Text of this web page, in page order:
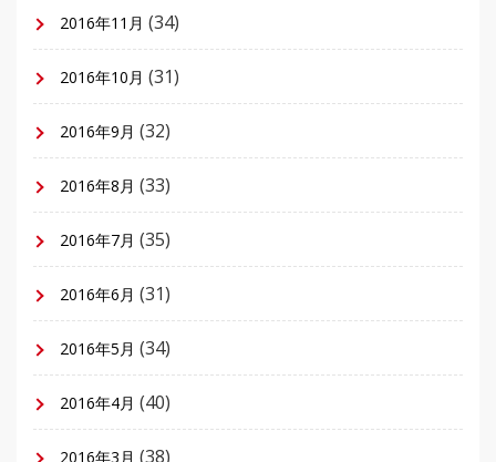
2016年11月 (34)
2016年10月 (31)
2016年9月 (32)
2016年8月 (33)
2016年7月 (35)
2016年6月 (31)
2016年5月 (34)
2016年4月 (40)
2016年3月 (38)